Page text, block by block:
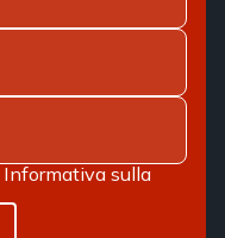
Informativa sulla